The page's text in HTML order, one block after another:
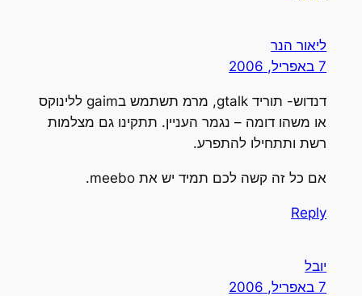
ליאור הנר
7 באפריל, 2006
דנדוש- תוריד gtalk, מרמ תשתמש בgaim ללינוקס
או משהו דומה – נגמר העניין. תתקינו גם מצלמות
רשת ותתחילו להתפרע.
אם כל זה קשה לכם תמיד יש את meebo.
Reply
יובל
7 באפריל, 2006